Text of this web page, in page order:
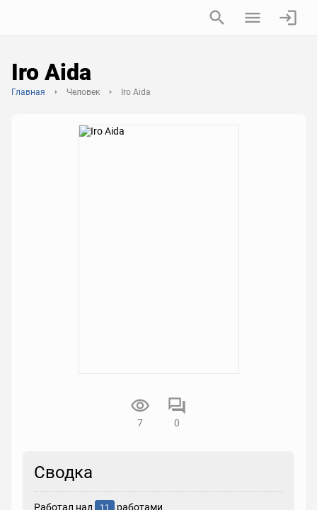
Iro Aida
Главная Человек Iro Aida
7 0
Сводка
Работал над 11 работами